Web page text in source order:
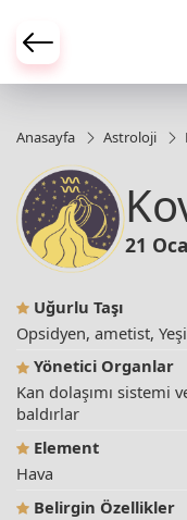
Anasayfa Astroloji
21
Uğurlu Taşı
Opsidyen, ametist,
Yönetici Organlar
Kan dolaşımı sistemi
baldırlar
Element
Hava
Belirgin Özellikler